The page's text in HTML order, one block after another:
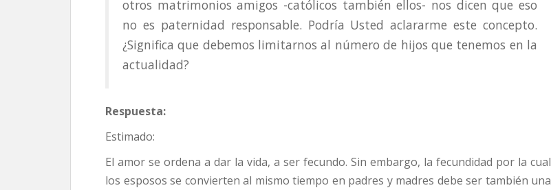
otros matrimonios amigos -católicos también ellos- nos dicen que eso
no es paternidad responsable. Podría Usted aclararme este concepto.
¿Significa que debemos limitarnos al número de hijos que tenemos en la
actualidad?
Respuesta:
Estimado:
El amor se ordena a dar la vida, a ser fecundo. Sin embargo, la fecundidad por la cual
los esposos se convierten al mismo tiempo en padres y madres debe ser también una